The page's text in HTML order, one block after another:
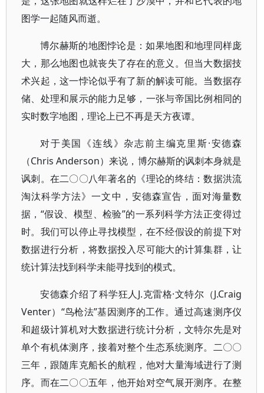
图学一起随风而逝。
博尔赫斯的地图悖论是：如果地图和地理同样庞
大，那么地图也就丧失了存在的意义。但当大数据技
术兴起，这一悖论似乎有了新的解读可能。当数据存
储、处理和展示的能力足够，一张与帝国比例相同的
实时数字地图，理论上已不再是天方夜谭。
对于美国《连线》杂志前主编克里斯·安德森
（Chris Anderson）来说，博尔赫斯的讽刺本身就是
讽刺。在二〇〇八年著名的《理论的终结：数据洪流
淘汰科学方法》一文中，安德森宣告，面对海量数
据，“假设、模型、检验”的一系列科学方法正变得过
时。我们可以停止寻找模型，在不经假设的前提下对
数据进行分析，将数据投入尽可能大的计算集群，让
统计算法找到科学未能寻找到的模式。
安德森介绍了科学狂人J.克雷格·文特尔（J.Craig
Venter）“鸟枪法”基因测序的工作。通过高速测序仪
和超级计算机对大数据进行统计分析，文特尔先是对
单个有机体测序，接着对整个生态系统测序。二〇〇
三年，跟随库克船长的航程，他对大量海域进行了测
序。而在二〇〇五年，他开始对空气展开测序。在整